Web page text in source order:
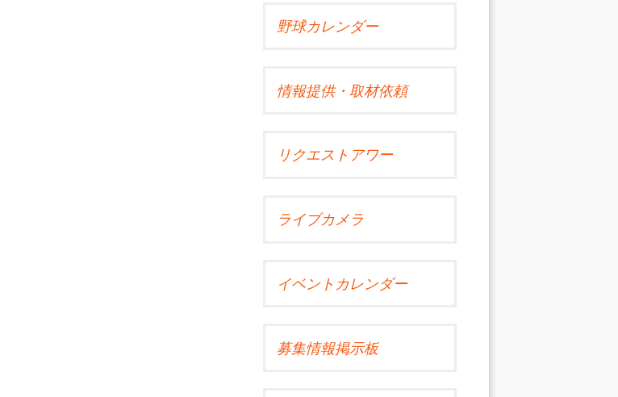
野球カレンダー
情報提供・取材依頼
リクエストアワー
ライブカメラ
イベントカレンダー
募集情報掲示板